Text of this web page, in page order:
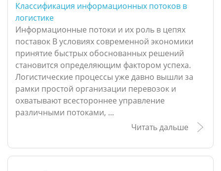
Классификация информационных потоков в
логистике
Информационные потоки и их роль в цепях
поставок В условиях современной экономики
принятие быстрых обоснованных решений
становится определяющим фактором успеха.
Логистические процессы уже давно вышли за
рамки простой организации перевозок и
охватывают всестороннее управление
различными потоками, ...
Читать дальше